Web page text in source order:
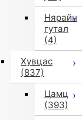
Нярайн
гутал
(4)
Хувцас
(837)
Цамц
(393)